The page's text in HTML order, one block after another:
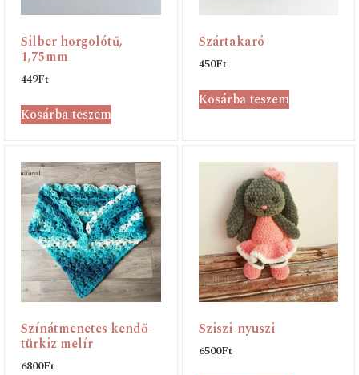
Silber horgolótű,
1,75mm
449Ft
Kosárba teszem
Szártakaró
450Ft
Kosárba teszem
Színátmenetes kendő-
türkiz melír
6800Ft
Sziszi-nyuszi
6500Ft